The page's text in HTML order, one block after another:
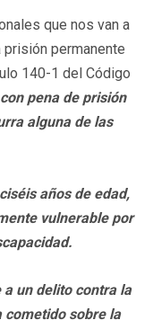
que nos van a
permanente
140-1 del Código
pena de prisión
alguna de las
años de edad,
vulnerable por
a un delito contra la
sobre la